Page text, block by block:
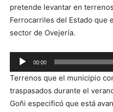
pretende levantar en
Ferrocarriles del Estado que
sector de Ovejería.
Reproductor
de
audio
00:00
Terrenos que el municipio
traspasados durante el
Goñi especificó que está